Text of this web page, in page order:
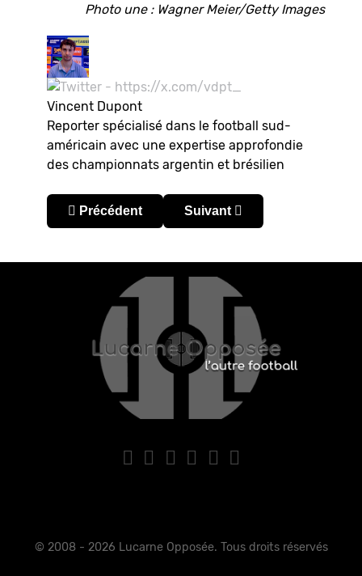
Photo une : Wagner Meier/Getty Images
Vincent Dupont
Reporter spécialisé dans le football sud-
américain avec une expertise approfondie
des championnats argentin et brésilien
Article précédent : Copa Libertadores 2025 :
Précédent Article suivant : Recopa
Suivant
© 2008 - 2026 Lucarne Opposée. Tous droits réservés